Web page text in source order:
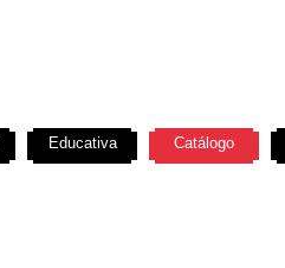
Educativa Catálogo